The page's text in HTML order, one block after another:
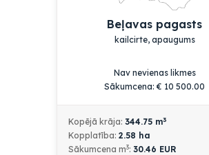
Beļavas pagasts
kailcirte, apaugums
Nav nevienas likmes
Sākumcena:€ 10 500.00
Kopējā krāja: 344.75 m3
Kopplatība: 2.58 ha
Sākumcena m3: 30.46 EUR